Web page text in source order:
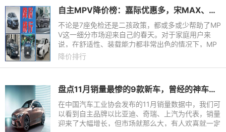
自主MPV降价榜：嘉际优惠多，宋MAX、长安欧尚值得买
不论是7座免检还是二孩政策，都或多或少帮助了MP
V这一细分市场迎来自己的春天。对于家庭用户来
说，在舒适性、装载能力都非常出色的情况下，MP
V在一定程度上也是个很实用的选择。如今自主品牌
降价排行
盘点11月销量最惨的9款新车，曾经的神车也不香了？
在中国汽车工业协会发布的11月销量数据中，我们可
以看到自主品牌以比亚迪、奇瑞、上汽为代表，销量
迎来了大幅增长，但市场就那么大，有人欢喜就一定